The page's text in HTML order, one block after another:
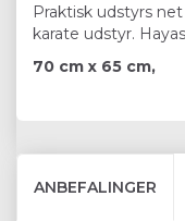
Praktisk udstyrs
karate udstyr.
70 cm x 65 cm,
ANBEFALINGER